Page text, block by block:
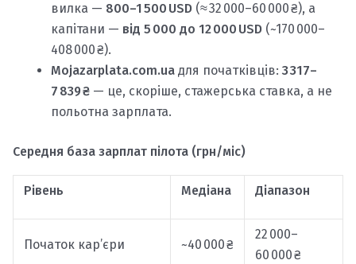
вилка — 800–1 500 USD (≈ 32 000–60 000 ₴), а
капітани — від 5 000 до 12 000 USD (~170 000–
408 000 ₴).
Mojazarplata.com.ua для початківців: 3 317–
7 839 ₴ — це, скоріше, стажерська ставка, а не
польотна зарплата.
Середня база зарплат пілота (грн/міс)
Рівень Медіана Діапазон
Початок кар’єри ~40 000 ₴
22 000–
60 000 ₴